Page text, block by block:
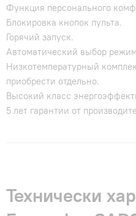
Функция персонального
Блокировка кнопок пульта.
Горячий запуск.
Автоматический выбор
Низкотемпературный
приобрести отдельно.
Высокий класс
5 лет гарантии от
Технически